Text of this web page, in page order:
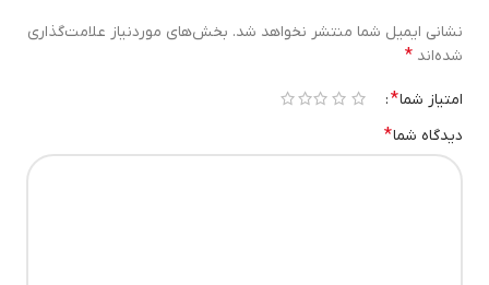
نشانی ایمیل شما منتشر نخواهد شد. بخش‌های موردنیاز علامت‌گذاری
شده‌اند *
امتیاز شما* ۲ از ۵ ستاره ۳ از ۵ ستاره ۴ از ۵ ستاره ۵ از ۵ ستاره
دیدگاه شما*